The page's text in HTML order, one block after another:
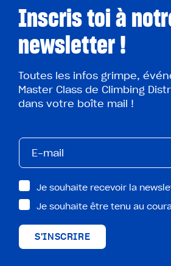
Inscris toi à
newsletter !
Toutes les infos grimpe,
Master Class de Climbing
dans votre boîte mail !
Je souhaite recevoir la
Je souhaite être tenu au
S'INSCRIRE